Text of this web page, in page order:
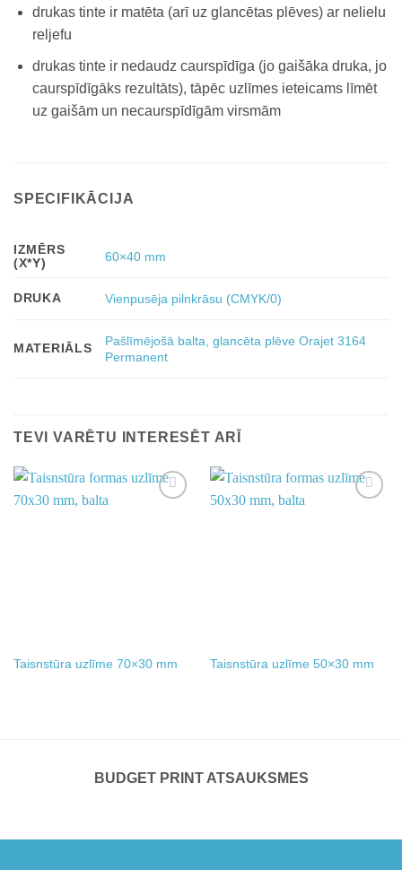
drukas tinte ir matēta (arī uz glancētas plēves) ar nelielu
reljefu
drukas tinte ir nedaudz caurspīdīga (jo gaišāka druka, jo
caurspīdīgāks rezultāts), tāpēc uzlīmes ieteicams līmēt
uz gaišām un necaurspīdīgām virsmām
SPECIFIKĀCIJA
IZMĒRS
(X*Y)
60×40 mm
DRUKA Vienpusēja pilnkrāsu (CMYK/0)
MATERIĀLS
Pašlīmējošā balta, glancēta plēve Orajet 3164
Permanent
TEVI VARĒTU INTERESĒT ARĪ
Taisnstūra uzlīme 70×30 mm Taisnstūra uzlīme 50×30 mm
BUDGET PRINT ATSAUKSMES